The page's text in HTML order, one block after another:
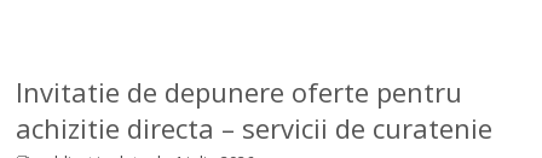
Invitatie de depunere oferte pentru
achizitie directa – servicii de curatenie